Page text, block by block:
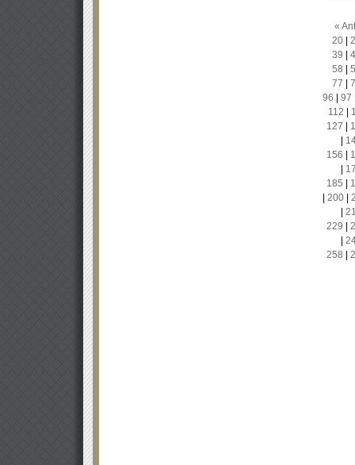
«
20|
39
58
77
96
97
112
127
156
185
200|
229
258